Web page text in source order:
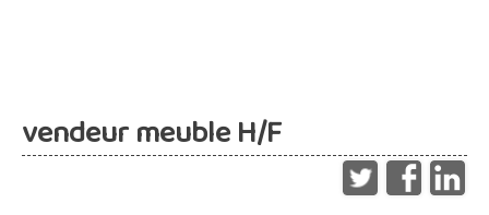
vendeur meuble H/F